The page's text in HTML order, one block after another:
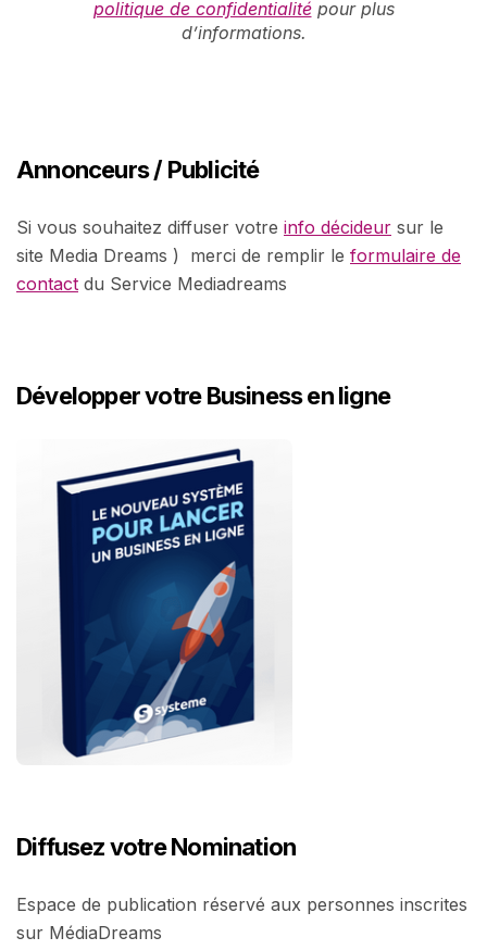
politique de confidentialitépour plus
d’informations.
Annonceurs / Publicité
Si vous souhaitez diffuser votre info décideur sur le
site Media Dreams ) merci de remplir le formulaire de
contact du Service Mediadreams
Développer votre Business en ligne
Diffusez votre Nomination
Espace de publication réservé aux personnes inscrites
sur MédiaDreams